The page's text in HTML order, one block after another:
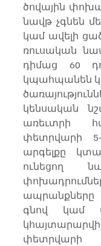
ծովային
նավթ չգնեն
կամ ավելի
ռուսական
դիմաց 60
կպահպանեն
կենսական
առեւտրի
փետրվարի 5-
արգելքը
ունեցող
գնով կամ